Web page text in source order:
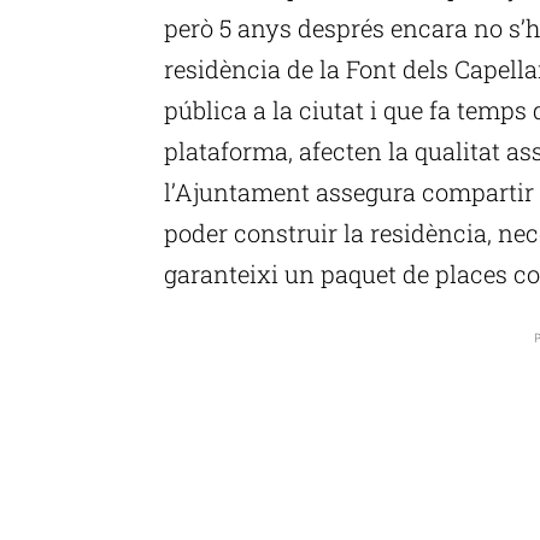
però 5 anys després encara no
residència de la Font dels
pública a la ciutat i que fa temps
plataforma, afecten la qualitat
l’Ajuntament assegura
poder construir la residència,
garanteixi un paquet de places